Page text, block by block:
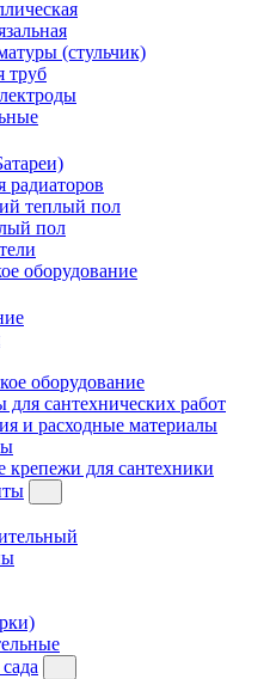
(стульчик)
труб
радиаторов
теплый пол
пол
оборудование
оборудование
сантехнических работ
и расходные материалы
крепежи для сантехники